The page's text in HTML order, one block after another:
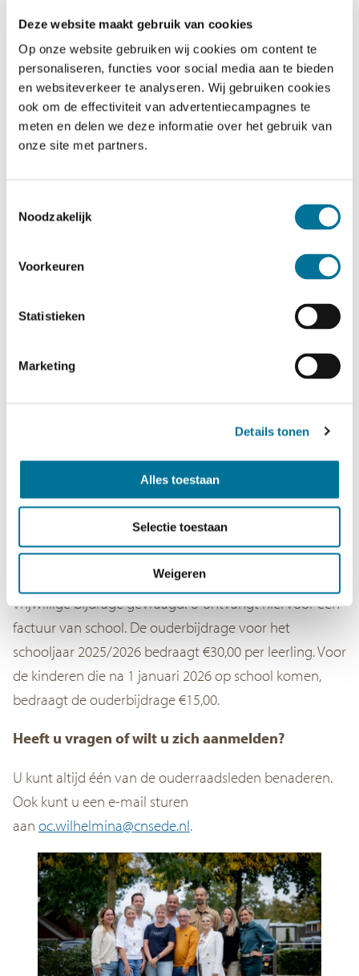
Deze website maakt gebruik van cookies
Op onze website gebruiken wij cookies om content te
personaliseren, functies voor social media aan te bieden
en websiteverkeer te analyseren. Wij gebruiken cookies
ook om de effectiviteit van advertentiecampagnes te
meten en delen we deze informatie over het gebruik van
onze site met partners.
Noodzakelijk
Voorkeuren
Statistieken
Marketing
Details tonen
Alles toestaan
Selectie toestaan
Weigeren
Wat doet de Oudercommissie?
De Oudercommissie (OC) bestaat uit een groep ouders
kunt u denken aan het schoolreisje, de
nog veel meer. Daarnaast zorgen we regelmatig voor
verschillende sportactiviteiten, de eerste schooldag en
Maar de OC kan het niet alleen! Zonder uw hulp bij al
Ouderbijdrage
Om deze activiteiten te kunnen organiseren en de
kinderen een aantal extraatjes te kunnen geven (zoals
sinterklaascadeautjes, kerstattenties, een ijsje op de
sportdag) wordt aan de ouders van de leerlingen een
vrijwillige bijdrage gevraagd. U ontvangt hiervoor een
factuur van school. De ouderbijdrage voor het
schooljaar 2025/2026 bedraagt €30,00 per leerling. Voor
de kinderen die na 1 januari 2026 op school komen,
bedraagt de ouderbijdrage €15,00.
Heeft u vragen of wilt u zich aanmelden?
U kunt altijd één van de ouderraadsleden benaderen.
Ook kunt u een e-mail sturen
aan oc.wilhelmina@cnsede.nl.